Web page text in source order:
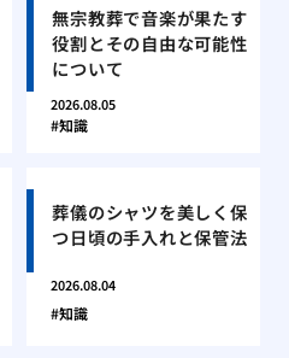
無宗教葬で音楽が果たす
役割とその自由な可能性
について
2026.08.05
知識
葬儀のシャツを美しく保
つ日頃の手入れと保管法
2026.08.04
知識